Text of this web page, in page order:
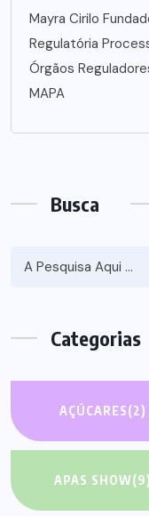
Mayra Cirilo
Regulatória
Órgãos
MAPA
Busca
Categorias
AÇÚCARES(2)
APAS SHOW(9)